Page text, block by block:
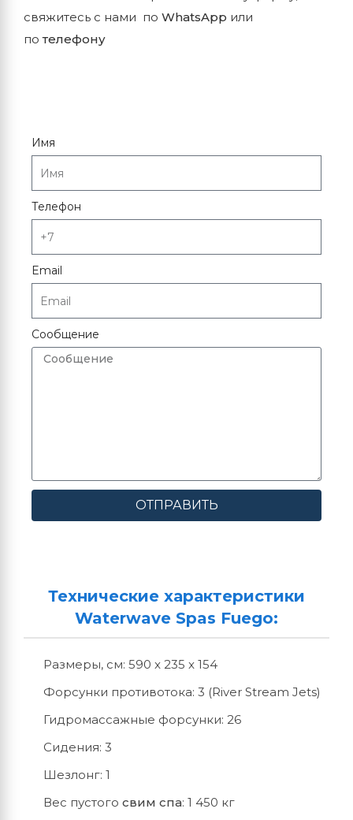
свяжитесь с нами по WhatsApp или
потелефону
Имя
Телефон
Email
Сообщение
ОТПРАВИТЬ
Технические характеристики
Waterwave Spas Fuego:
Размеры, см: 590 x 235 x 154
Форсунки противотока: 3 (River Stream Jets)
Гидромассажные форсунки: 26
Сидения: 3
Шезлонг: 1
Вес пустого свим спа: 1 450 кг